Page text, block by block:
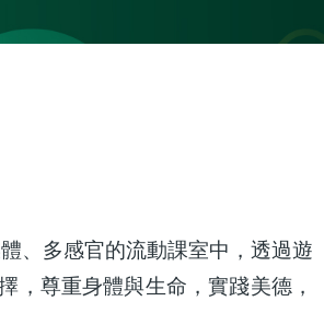
、多感官的流動課室中，透過遊
，尊重身體與生命，實踐美德，